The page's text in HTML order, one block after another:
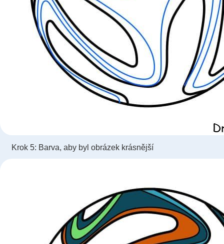
Krok 5: Barva, aby byl obrázek krásnější